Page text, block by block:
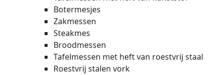
Botermesjes
Zakmessen
Steakmes
Broodmessen
Tafelmessen met heft van roestvrij staal
Roestvrij stalen vork